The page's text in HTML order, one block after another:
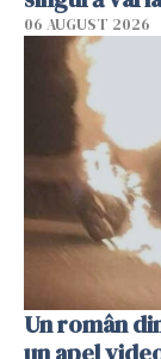
06 AUGUST 2026
Un român